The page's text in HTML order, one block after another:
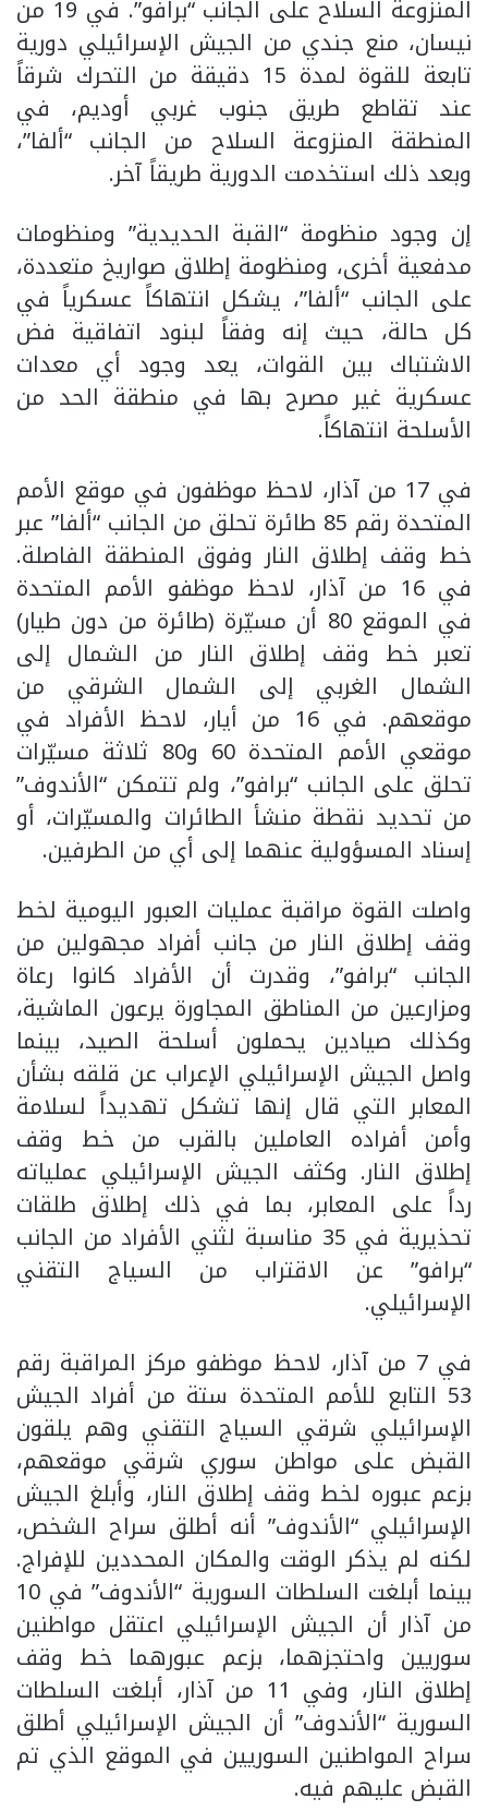
المنزوعة السلاح على الجانب “برافو”. في 19 من
نيسان، منع جندي من الجيش الإسرائيلي دورية
تابعة للقوة لمدة 15 دقيقة من التحرك شرقاً
عند تقاطع طريق جنوب غربي أوديم، في
المنطقة المنزوعة السلاح من الجانب “ألفا”،
وبعد ذلك استخدمت الدورية طريقاً آخر.
إن وجود منظومة “القبة الحديدية” ومنظومات
مدفعية أخرى، ومنظومة إطلاق صواريخ متعددة،
على الجانب “ألفا”، يشكل انتهاكاً عسكرياً في
كل حالة، حيث إنه وفقاً لبنود اتفاقية فض
الاشتباك بين القوات، يعد وجود أي معدات
عسكرية غير مصرح بها في منطقة الحد من
الأسلحة انتهاكاً.
في 17 من آذار، لاحظ موظفون في موقع الأمم
المتحدة رقم 85 طائرة تحلق من الجانب “ألفا” عبر
خط وقف إطلاق النار وفوق المنطقة الفاصلة.
في 16 من آذار، لاحظ موظفو الأمم المتحدة
في الموقع 80 أن مسيّرة (طائرة من دون طيار)
تعبر خط وقف إطلاق النار من الشمال إلى
الشمال الغربي إلى الشمال الشرقي من
موقعهم. في 16 من أيار، لاحظ الأفراد في
موقعي الأمم المتحدة 60 و80 ثلاثة مسيّرات
تحلق على الجانب “برافو”، ولم تتمكن “الأندوف”
من تحديد نقطة منشأ الطائرات والمسيّرات، أو
إسناد المسؤولية عنهما إلى أي من الطرفين.
واصلت القوة مراقبة عمليات العبور اليومية لخط
وقف إطلاق النار من جانب أفراد مجهولين من
الجانب “برافو”، وقدرت أن الأفراد كانوا رعاة
ومزارعين من المناطق المجاورة يرعون الماشية،
وكذلك صيادين يحملون أسلحة الصيد، بينما
واصل الجيش الإسرائيلي الإعراب عن قلقه بشأن
المعابر التي قال إنها تشكل تهديداً لسلامة
وأمن أفراده العاملين بالقرب من خط وقف
إطلاق النار. وكثف الجيش الإسرائيلي عملياته
رداً على المعابر، بما في ذلك إطلاق طلقات
تحذيرية في 35 مناسبة لثني الأفراد من الجانب
“برافو” عن الاقتراب من السياج التقني
الإسرائيلي.
في 7 من آذار، لاحظ موظفو مركز المراقبة رقم
53 التابع للأمم المتحدة ستة من أفراد الجيش
الإسرائيلي شرقي السياج التقني وهم يلقون
القبض على مواطن سوري شرقي موقعهم،
بزعم عبوره لخط وقف إطلاق النار، وأبلغ الجيش
الإسرائيلي “الأندوف” أنه أطلق سراح الشخص،
لكنه لم يذكر الوقت والمكان المحددين للإفراج.
بينما أبلغت السلطات السورية “الأندوف” في 10
من آذار أن الجيش الإسرائيلي اعتقل مواطنين
سوريين واحتجزهما، بزعم عبورهما خط وقف
إطلاق النار، وفي 11 من آذار، أبلغت السلطات
السورية “الأندوف” أن الجيش الإسرائيلي أطلق
سراح المواطنين السوريين في الموقع الذي تم
القبض عليهم فيه.